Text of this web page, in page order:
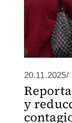
20.11.2025/
y